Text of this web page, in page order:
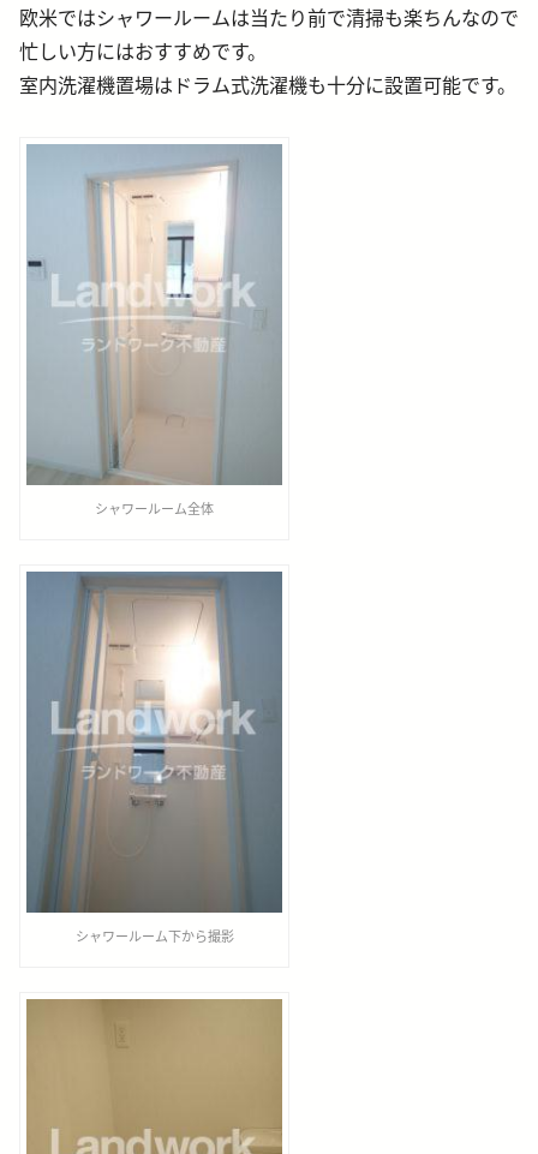
欧米ではシャワールームは当たり前で清掃も楽ちんなので
忙しい方にはおすすめです。
室内洗濯機置場はドラム式洗濯機も十分に設置可能です。
シャワールーム全体
シャワールーム下から撮影